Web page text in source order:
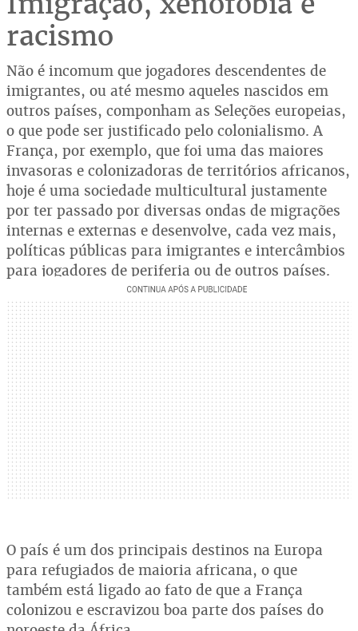
racismo
Não é incomum que jogadores descendentes de
imigrantes, ou até mesmo aqueles nascidos em
outros países, componham as Seleções europeias,
o que pode ser justificado pelo colonialismo. A
França, por exemplo, que foi uma das maiores
invasoras e colonizadoras de territórios africanos,
hoje é uma sociedade multicultural justamente
por ter passado por diversas ondas de migrações
internas e externas e desenvolve, cada vez mais,
políticas públicas para imigrantes e intercâmbios
para jogadores de periferia ou de outros países.
O país é um dos principais destinos na Europa
para refugiados de maioria africana, o que
também está ligado ao fato de que a França
colonizou e escravizou boa parte dos países do